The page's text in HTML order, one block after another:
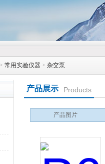
> 常用实验仪器 > 杂交泵
产品展示 Products
产品图片